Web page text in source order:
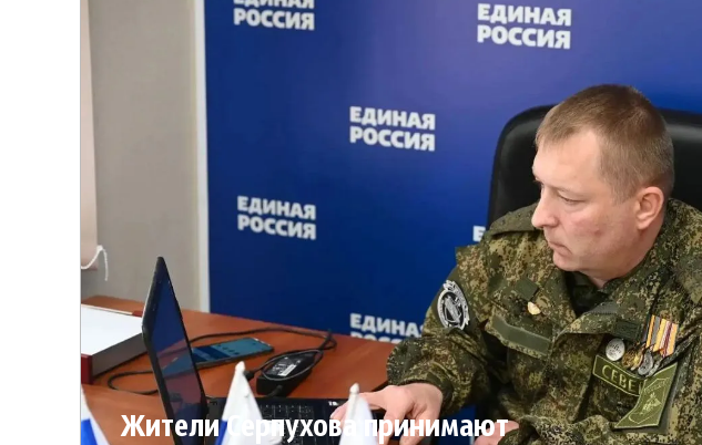
Жители Серпухова принимают